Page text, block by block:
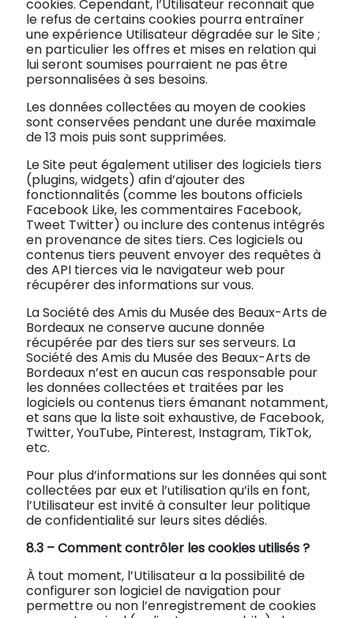
cookies. Cependant, l’Utilisateur reconnait que
le refus de certains cookies pourra entraîner
une expérience Utilisateur dégradée sur le Site ;
en particulier les offres et mises en relation qui
lui seront soumises pourraient ne pas être
personnalisées à ses besoins.
Les données collectées au moyen de cookies
sont conservées pendant une durée maximale
de 13 mois puis sont supprimées.
Le Site peut également utiliser des logiciels tiers
(plugins, widgets) afin d’ajouter des
fonctionnalités (comme les boutons officiels
Facebook Like, les commentaires Facebook,
Tweet Twitter) ou inclure des contenus intégrés
en provenance de sites tiers. Ces logiciels ou
contenus tiers peuvent envoyer des requêtes à
des API tierces via le navigateur web pour
récupérer des informations sur vous.
La Société des Amis du Musée des Beaux-Arts de
Bordeaux ne conserve aucune donnée
récupérée par des tiers sur ses serveurs. La
Société des Amis du Musée des Beaux-Arts de
Bordeaux n’est en aucun cas responsable pour
les données collectées et traitées par les
logiciels ou contenus tiers émanant notamment,
et sans que la liste soit exhaustive, de Facebook,
Twitter, YouTube, Pinterest, Instagram, TikTok,
etc.
Pour plus d’informations sur les données qui sont
collectées par eux et l’utilisation qu’ils en font,
l’Utilisateur est invité à consulter leur politique
de confidentialité sur leurs sites dédiés.
8.3 –Comment contrôler les cookies utilisés ?
À tout moment, l’Utilisateur a la possibilité de
configurer son logiciel de navigation pour
permettre ou non l’enregistrement de cookies